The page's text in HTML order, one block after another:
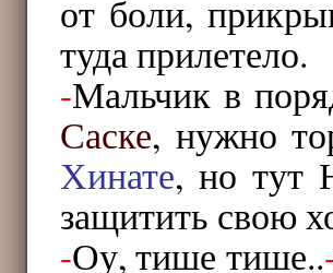
от боли,
туда прилетело.
-Мальчик в
Саске, нужно
Хинате, но тут
защитить свою
-Оу, тише тише..